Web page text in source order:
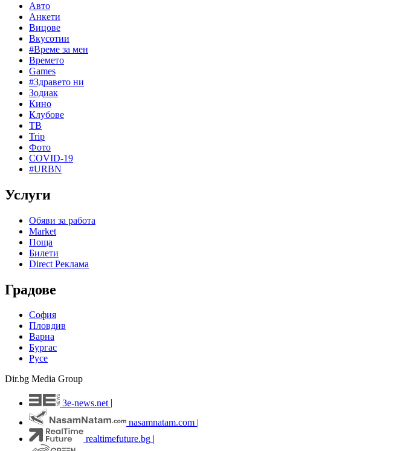
Авто
Анкети
Вицове
Вкусотии
#Време за мен
Времето
Games
#Здравето ни
Зодиак
Кино
Клубове
ТВ
Trip
Фото
COVID-19
#URBN
Услуги
Обяви за работа
Market
Поща
Билети
Direct Реклама
Градове
София
Пловдив
Варна
Бургас
Русе
Dir.bg Media Group
3e-news.net
nasamnatam.com |
realtimefuture.bg |